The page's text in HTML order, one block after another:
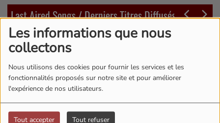
Les informations que nous
collectons
Nous utilisons des cookies pour fournir les services et les
fonctionnalités proposés sur notre site et pour améliorer
l'expérience de nos utilisateurs.
Tout accepter Tout refuser
Last Aired Songs / Derniers Titres Diffusés
07:54 07:48